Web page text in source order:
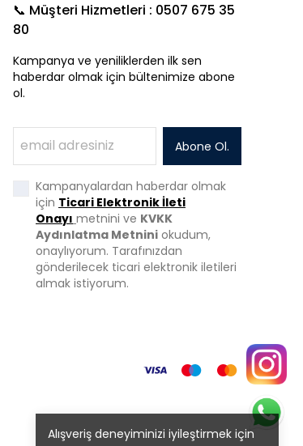
Alışveriş deneyiminizi iyileştirmek için
📞 Müşteri Hizmetleri : 0507 675 35
80
Kampanya ve yeniliklerden ilk sen
haberdar olmak için bültenimize abone
ol.
Abone Ol.
Kampanyalardan haberdar olmak
için Ticari Elektronik İleti
Onayı metnini ve KVKK
Aydınlatma Metnini okudum,
onaylıyorum. Tarafınızdan
gönderilecek ticari elektronik iletileri
almak istiyorum.